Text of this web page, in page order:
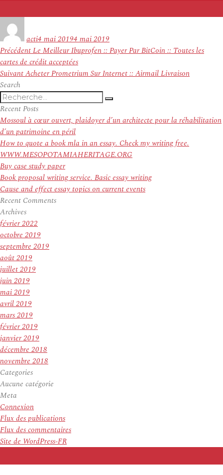
actile
4 mai 20194 mai 2019
Navigation
de
l’article
PrécédentArticle
précédent :
Le Meilleur Ibuprofen :: Payer Par BitCoin :: Toutes les
cartes de crédit acceptées
SuivantArticle
Acheter Prometrium Sur Internet :: Airmail Livraison
Search
Recherche
pour
:
Recherche
Recent Posts
Mossoul à cœur ouvert, plaidoyer d’un architecte pour la réhabilitation
d’un patrimoine en péril
How to quote a book mla in an essay. Check my writing free.
WWW.MESOPOTAMIAHERITAGE.ORG
Buy case study paper
Book proposal writing service. Basic essay writing
Cause and effect essay topics on current events
Recent Comments
Archives
février 2022
octobre 2019
septembre 2019
août 2019
juillet 2019
juin 2019
mai 2019
avril 2019
mars 2019
février 2019
janvier 2019
décembre 2018
novembre 2018
Categories
Aucune catégorie
Meta
Connexion
Flux des publications
Flux des commentaires
Site de WordPress-FR